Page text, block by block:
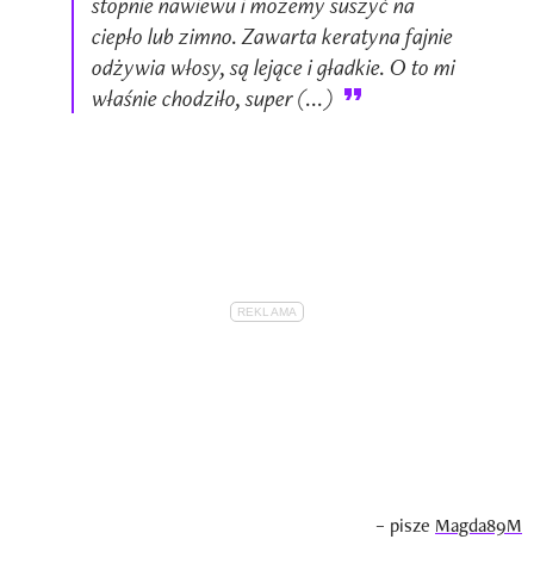
ciepło lub zimno. Zawarta keratyna fajnie
odżywia włosy, są lejące i gładkie. O to mi
właśnie chodziło, super (...)
– pisze Magda89M